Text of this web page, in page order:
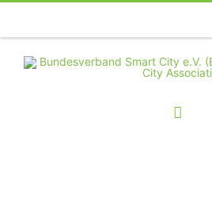
TelefonFacebookTwitterYoutubeInstagramLinkedinRSS